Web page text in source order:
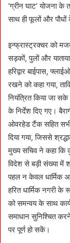
‘ग्रीन घाट’ योजना के
साथ ही फूलों और पौधों
इन्फ्रास्ट्रक्चर को
सड़कों, पुलों और
हरिद्वार बाईपास,
रखने को कहा गया,
नियंत्रित किया जा
के निर्देश दिए गए।
ओवरहेड टैंक सहित
दिया गया, जिससे
मुख्य सचिव ने कहा कि
विदेश से बड़ी संख्या में
पहल न केवल धार्मिक
हरित धार्मिक नगरी के
को समन्वय के साथ
समाधान सुनिश्चित
पर पूर्ण हो सकें।